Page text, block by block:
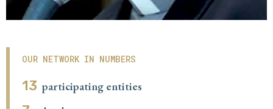
OUR NETWORK IN NUMBERS
13 participating entities